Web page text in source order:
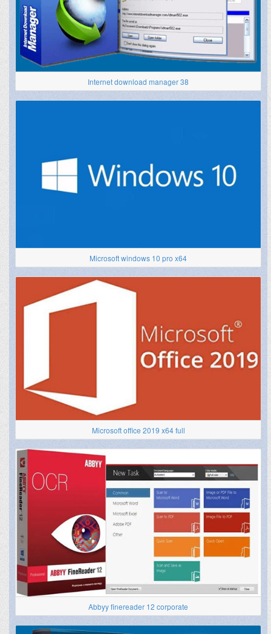
Internet download manager 38
Microsoft windows 10 pro x64
Microsoft office 2019 x64 full
Abbyy finereader 12 corporate